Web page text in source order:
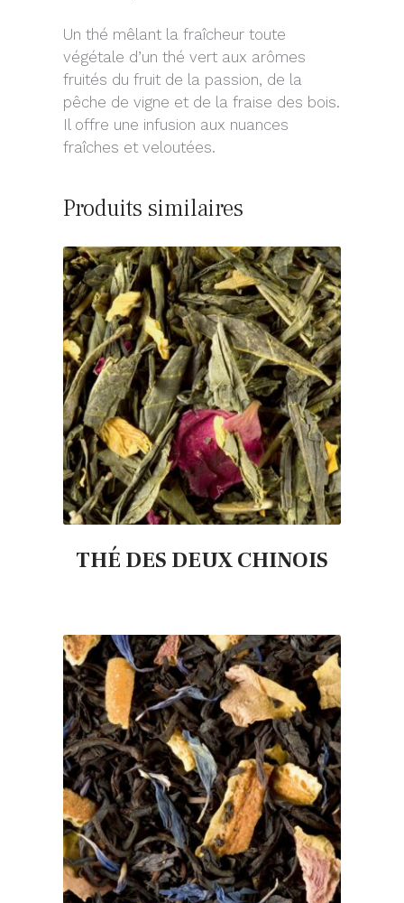
Un thé mêlant la fraîcheur toute
végétale d’un thé vert aux arômes
fruités du fruit de la passion, de la
pêche de vigne et de la fraise des bois.
Il offre une infusion aux nuances
fraîches et veloutées.
Produits similaires
THÉ DES DEUX CHINOIS